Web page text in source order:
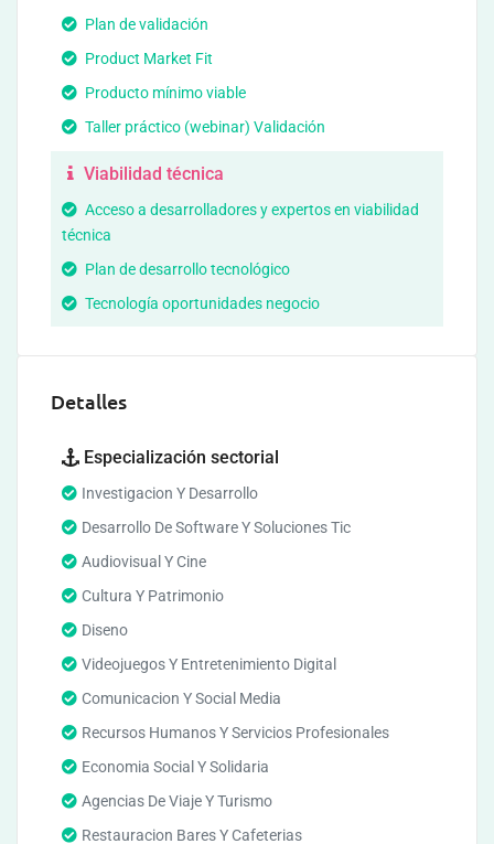
Plan de validación
Product Market Fit
Producto mínimo viable
Taller práctico (webinar) Validación
Viabilidad técnica
Acceso a desarrolladores y expertos en viabilidad
técnica
Plan de desarrollo tecnológico
Tecnología oportunidades negocio
Detalles
Especialización sectorial
Investigacion Y Desarrollo
Desarrollo De Software Y Soluciones Tic
Audiovisual Y Cine
Cultura Y Patrimonio
Diseno
Videojuegos Y Entretenimiento Digital
Comunicacion Y Social Media
Recursos Humanos Y Servicios Profesionales
Economia Social Y Solidaria
Agencias De Viaje Y Turismo
Restauracion Bares Y Cafeterias